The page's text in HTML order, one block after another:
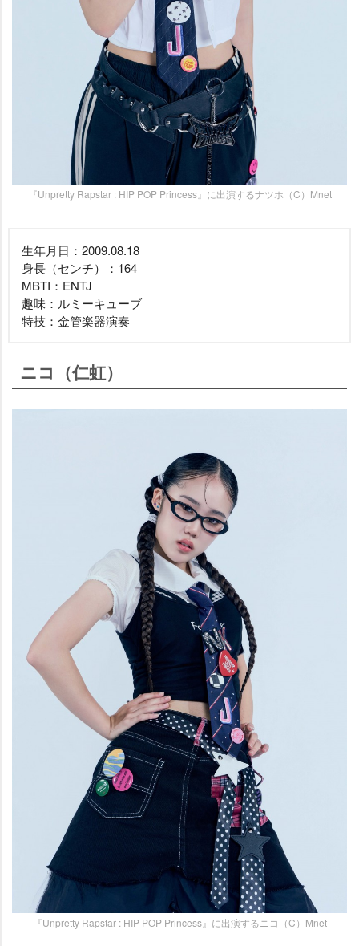
『Unpretty Rapstar : HIP POP Princess』に出演するナツホ（C）Mnet
生年月日：2009.08.18
身長（センチ）：164
MBTI：ENTJ
趣味：ルミーキューブ
特技：金管楽器演奏
ニコ（仁虹）
『Unpretty Rapstar : HIP POP Princess』に出演するニコ（C）Mnet